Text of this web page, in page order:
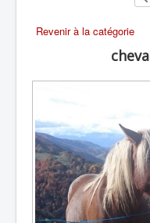
Revenir à la catégorie